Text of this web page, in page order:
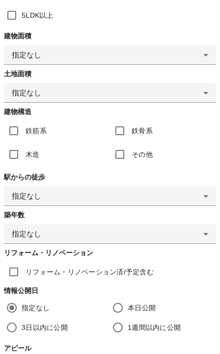
5LDK以上
建物面積
指定なし
土地面積
指定なし
建物構造
鉄筋系 鉄骨系
木造 その他
駅からの徒歩
指定なし
築年数
指定なし
リフォーム・リノベーション
リフォーム・リノベーション済/予定含む
情報公開日
指定なし 本日公開
3日以内に公開 1週間以内に公開
アピール